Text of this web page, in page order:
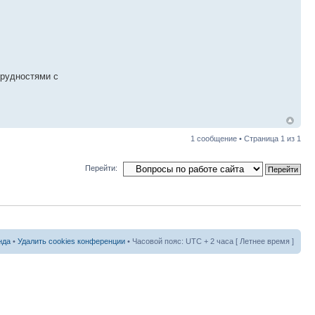
с
1 сообщение • Страница 1 из 1
Перейти:
• Удалить cookies конференции • Часовой пояс: UTC + 2 часа [ Летнее время ]